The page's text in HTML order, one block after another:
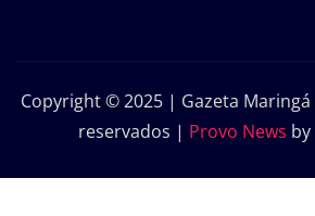
Copyright © 2025 | Gazeta
reservados | Provo News by